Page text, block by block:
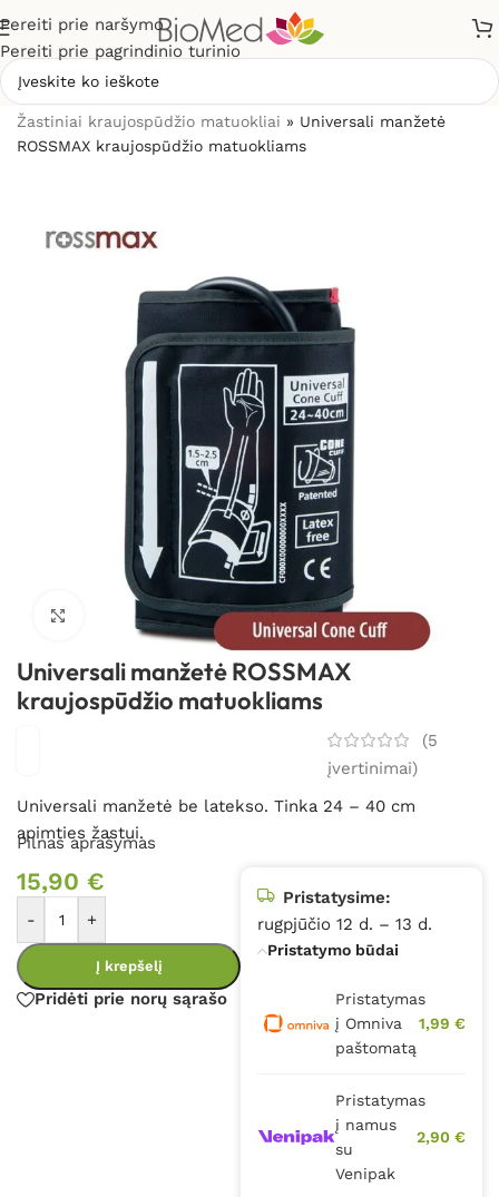
Pereiti prie naršymo
Pereiti prie pagrindinio turinio
Žastiniai kraujospūdžio matuokliai » Universali manžetė
ROSSMAX kraujospūdžio matuokliams
Spustelėkite, kad padidintumėte
Universali manžetė ROSSMAX
kraujospūdžio matuokliams
(5
įvertinimai)
Universali manžetė be latekso. Tinka 24 – 40 cm
apimties žastui.
Pilnas aprašymas
15,90 €
- +
Į krepšelį
Pridėti prie norų sąrašo
Pristatysime:
rugpjūčio 12 d. – 13 d.
Pristatymo būdai
Pristatymas
į Omniva
paštomatą
1,99 €
Pristatymas
į namus
su
Venipak
2,90 €